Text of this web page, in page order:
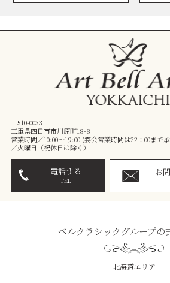
〒510-0033
三重県四日市市川原町18-8
営業時間／10:00～19:00 (宴会営業時間は22：00ま
／火曜日（祝休日は除く）
電話する
TEL
お
ベルクラシックグループの
北海道エリア